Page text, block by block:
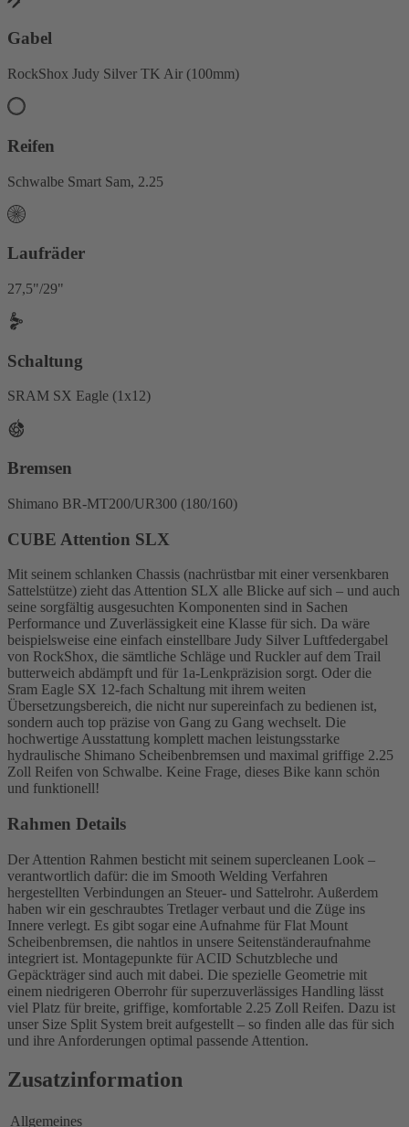
Gabel
RockShox Judy Silver TK Air (100mm)
Reifen
Schwalbe Smart Sam, 2.25
Laufräder
27,5"/29"
Schaltung
SRAM SX Eagle (1x12)
Bremsen
Shimano BR-MT200/UR300 (180/160)
CUBE Attention SLX
Mit seinem schlanken Chassis (nachrüstbar mit einer versenkbaren
Sattelstütze) zieht das Attention SLX alle Blicke auf sich – und auch
seine sorgfältig ausgesuchten Komponenten sind in Sachen
Performance und Zuverlässigkeit eine Klasse für sich. Da wäre
beispielsweise eine einfach einstellbare Judy Silver Luftfedergabel
von RockShox, die sämtliche Schläge und Ruckler auf dem Trail
butterweich abdämpft und für 1a-Lenkpräzision sorgt. Oder die
Sram Eagle SX 12-fach Schaltung mit ihrem weiten
Übersetzungsbereich, die nicht nur supereinfach zu bedienen ist,
sondern auch top präzise von Gang zu Gang wechselt. Die
hochwertige Ausstattung komplett machen leistungsstarke
hydraulische Shimano Scheibenbremsen und maximal griffige 2.25
Zoll Reifen von Schwalbe. Keine Frage, dieses Bike kann schön
und funktionell!
Rahmen Details
Der Attention Rahmen besticht mit seinem supercleanen Look –
verantwortlich dafür: die im Smooth Welding Verfahren
hergestellten Verbindungen an Steuer- und Sattelrohr. Außerdem
haben wir ein geschraubtes Tretlager verbaut und die Züge ins
Innere verlegt. Es gibt sogar eine Aufnahme für Flat Mount
Scheibenbremsen, die nahtlos in unsere Seitenständeraufnahme
integriert ist. Montagepunkte für ACID Schutzbleche und
Gepäckträger sind auch mit dabei. Die spezielle Geometrie mit
einem niedrigeren Oberrohr für superzuverlässiges Handling lässt
viel Platz für breite, griffige, komfortable 2.25 Zoll Reifen. Dazu ist
unser Size Split System breit aufgestellt – so finden alle das für sich
und ihre Anforderungen optimal passende Attention.
Zusatzinformation
Allgemeines